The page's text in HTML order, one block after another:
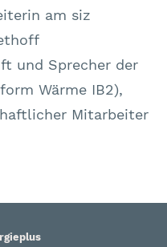
am siz
und Sprecher der
Wärme IB2),
Mitarbeiter